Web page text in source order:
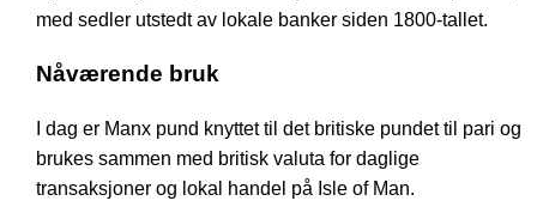
med sedler utstedt av lokale banker siden 1800-tallet.
Nåværende bruk
I dag er Manx pund knyttet til det britiske pundet til pari og
brukes sammen med britisk valuta for daglige
transaksjoner og lokal handel på Isle of Man.